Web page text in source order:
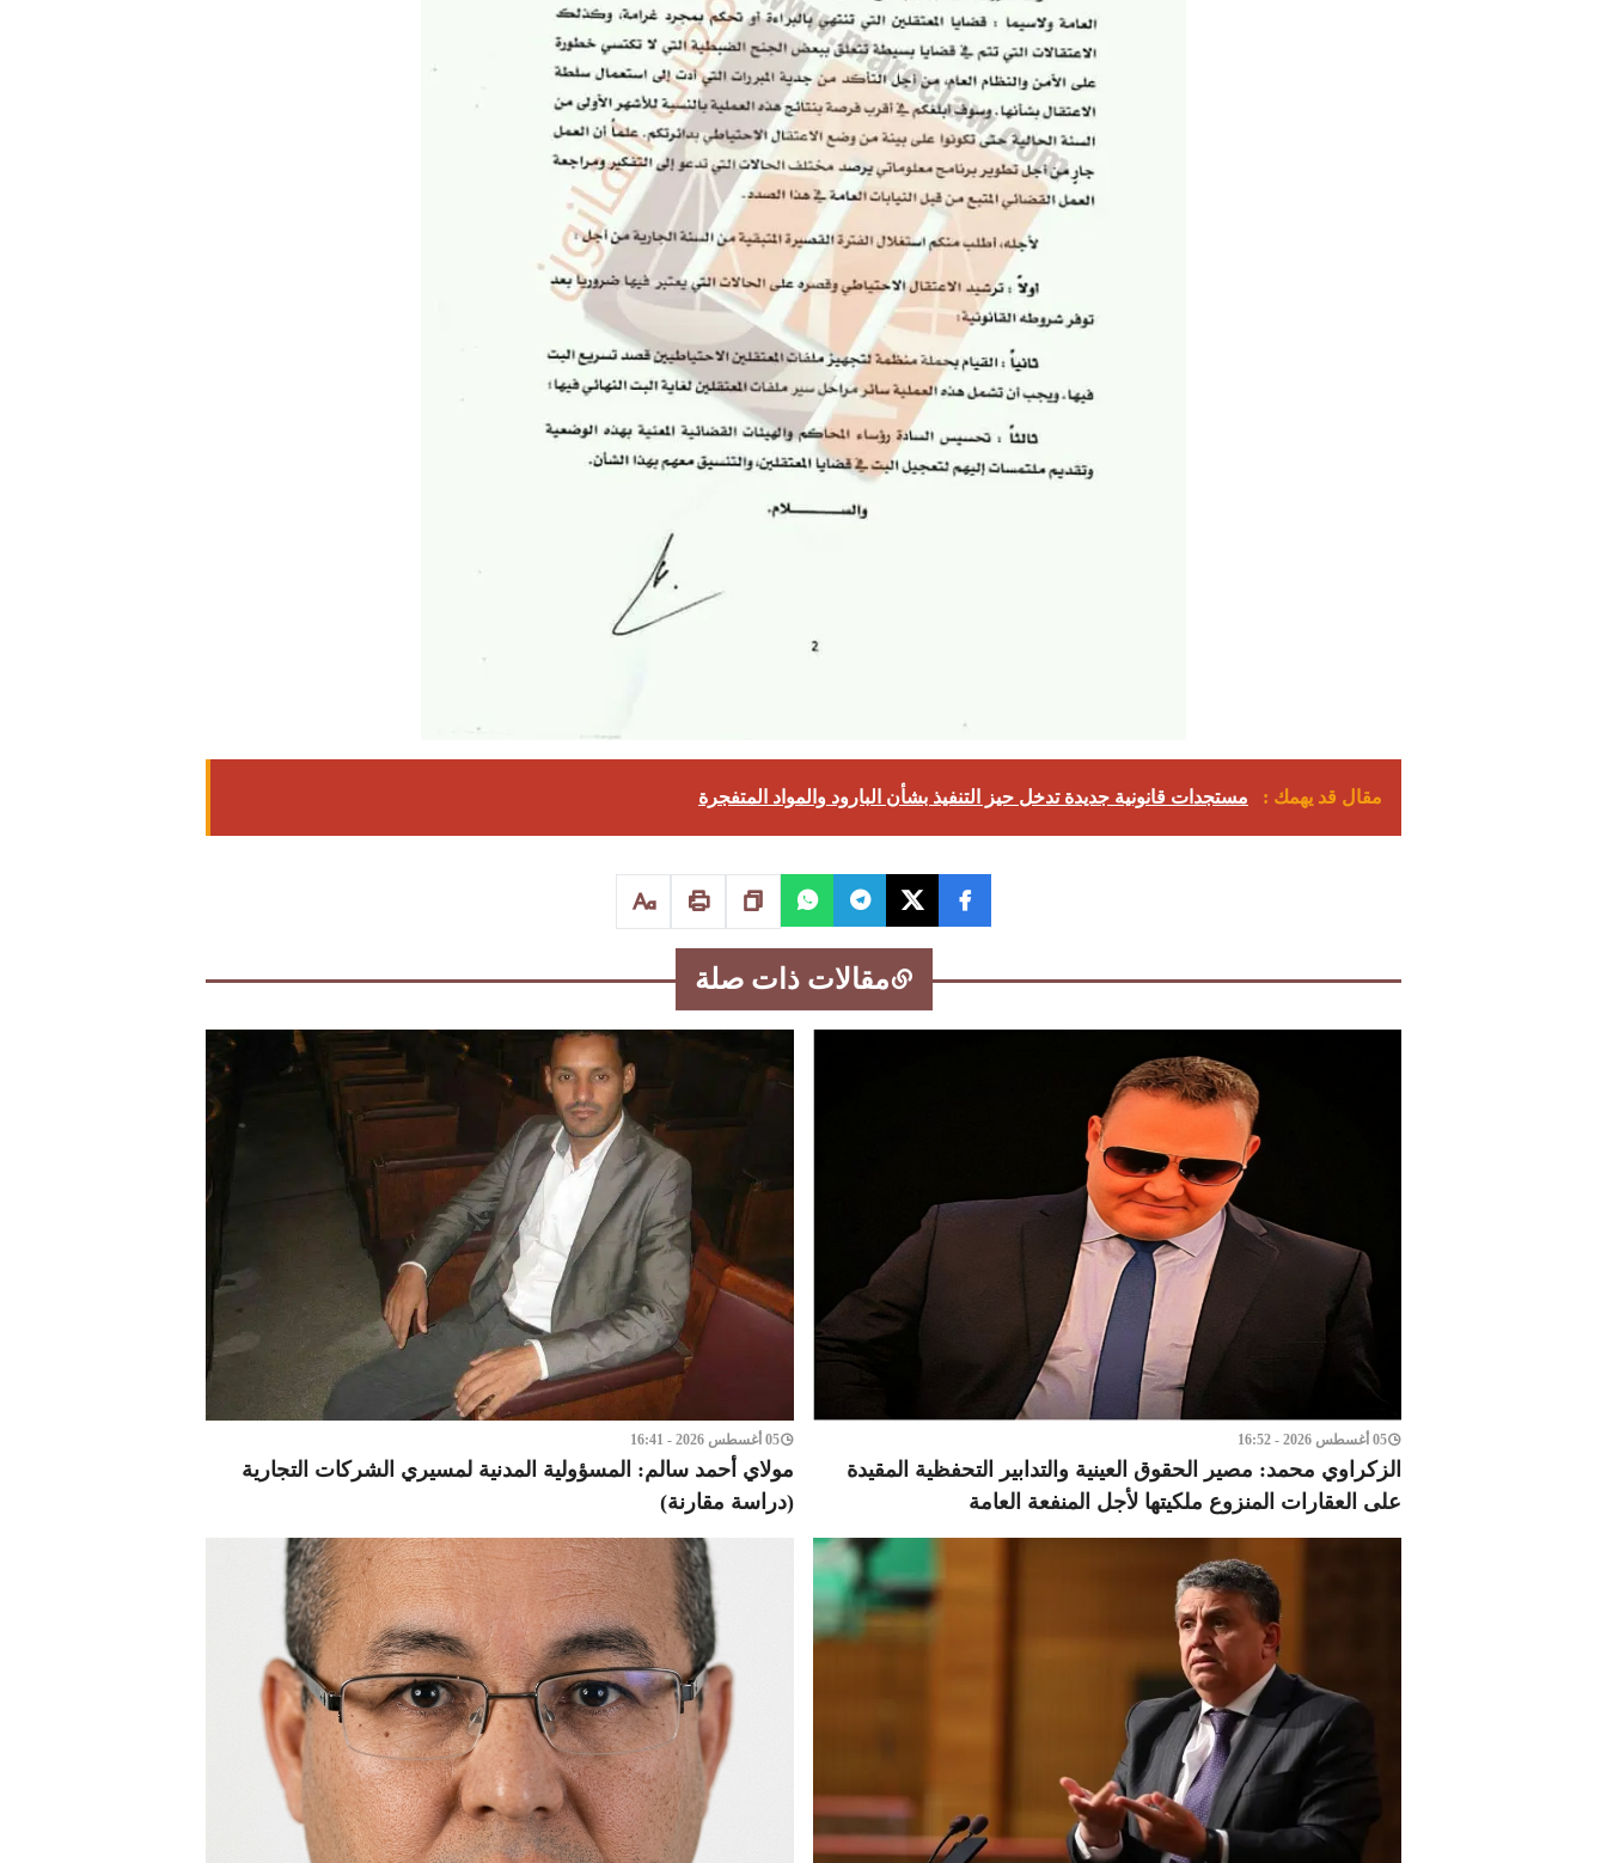
مقال قد يهمك : مستجدات قانونية جديدة تدخل حيز التنفيذ بشأن البارود والمواد المتفجرة
مقالات ذات صلة
05 أغسطس 2026 - 16:52
الزكراوي محمد: مصير الحقوق العينية والتدابير التحفظية المقيدة
على العقارات المنزوع ملكيتها لأجل المنفعة العامة
05 أغسطس 2026 - 16:41
مولاي أحمد سالم: المسؤولية المدنية لمسيري الشركات التجارية
(دراسة مقارنة)